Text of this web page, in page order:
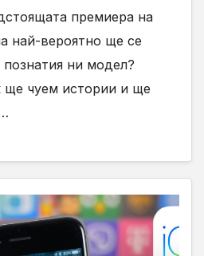
премиера на
най-вероятно ще се
ни модел?
ще чуем истории и ще